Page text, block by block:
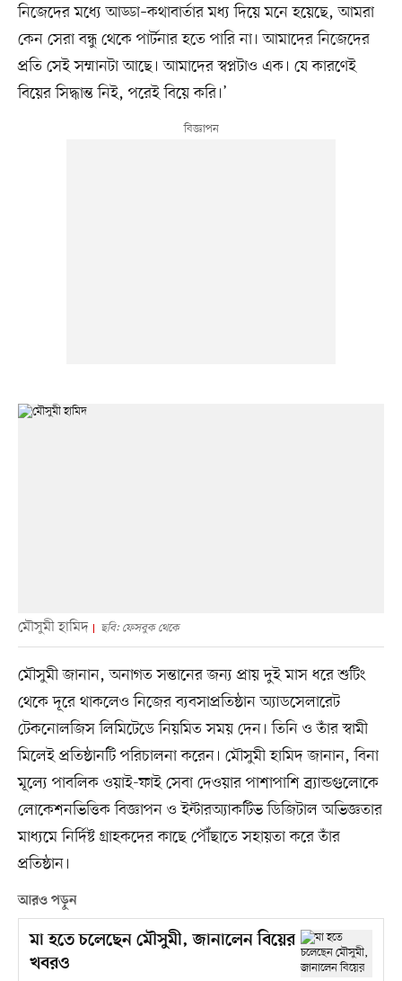
নিজেদের মধ্যে আড্ডা–কথাবার্তার মধ্য দিয়ে মনে হয়েছে, আমরা
কেন সেরা বন্ধু থেকে পার্টনার হতে পারি না। আমাদের নিজেদের
প্রতি সেই সম্মানটা আছে। আমাদের স্বপ্নটাও এক। যে কারণেই
বিয়ের সিদ্ধান্ত নিই, পরেই বিয়ে করি।’
মৌসুমী হামিদ ছবি: ফেসবুক থেকে
মৌসুমী জানান, অনাগত সন্তানের জন্য প্রায় দুই মাস ধরে শুটিং
থেকে দূরে থাকলেও নিজের ব্যবসাপ্রতিষ্ঠান অ্যাডসেলারেট
টেকনোলজিস লিমিটেডে নিয়মিত সময় দেন। তিনি ও তাঁর স্বামী
মিলেই প্রতিষ্ঠানটি পরিচালনা করেন। মৌসুমী হামিদ জানান, বিনা
মূল্যে পাবলিক ওয়াই-ফাই সেবা দেওয়ার পাশাপাশি ব্র্যান্ডগুলোকে
লোকেশনভিত্তিক বিজ্ঞাপন ও ইন্টারঅ্যাকটিভ ডিজিটাল অভিজ্ঞতার
মাধ্যমে নির্দিষ্ট গ্রাহকদের কাছে পৌঁছাতে সহায়তা করে তাঁর
প্রতিষ্ঠান।
আরও পড়ুন
মা হতে চলেছেন মৌসুমী, জানালেন বিয়ের
খবরও